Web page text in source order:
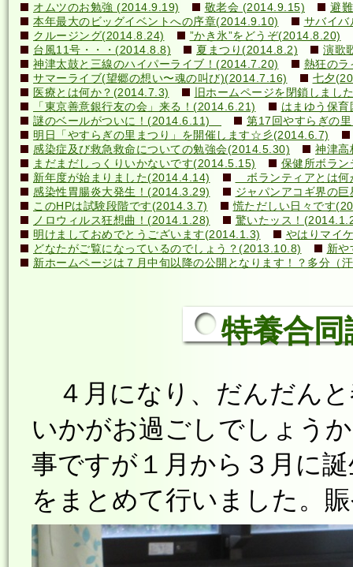
オムツのお勉強 (2014.9.19)
敬老会 (2014.9.15)
避
本年最大のビッグイベントへの序章(2014.9.10)
サバイ
クルージング(2014.8.24)
”かき氷”をどうぞ(2014.8.20)
台風11号・・・(2014.8.8)
夏まつり(2014.8.2)
演歌
神津太鼓と三線のハイパーライブ！(2014.7.20)
熱狂の
サマーライブ(望郷の想い〜魂の叫び)(2014.7.16)
七夕
医療とは何か？(2014.7.3)
旧ホームページを閉鎖しまし
「東京善意銀行友の会」来る！(2014.6.21)
はまゆう保
謎のベールがついに！(2014.6.11)
第17回やすらぎの
明日「やすらぎの里まつり」を開催します☆彡(2014.6.7)
感染症及び救急救命についての勉強会(2014.5.30)
神津高
まだまだしっくりいかないです(2014.5.15)
保健所ボラ
新年度が始まりました(2014.4.14)
ボランティアとは
感染性胃腸炎大発生！(2014.3.29)
ジャパンアコギ界の
このHPは試験段階です(2014.3.7)
慌ただしい日々です
ノロウィルス狂想曲！(2014.1.28)
驚いたッス！
明けましておめでとうございます(2014.1.3)
やはりマイ
どなたがご覧になっているのでしょう？(2013.10.8)
新や
新ホームページは７月中旬以降の公開となります！？多分
特養合
４月になり、だんだん
いかがお過ごしでしょう
事ですが１月から３月に
をまとめて行いました。